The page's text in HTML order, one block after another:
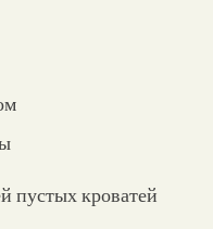
пустых кроватей